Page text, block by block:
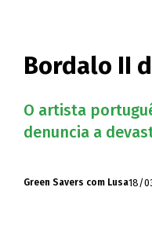
Bordalo II
O artista
denuncia a
Green Savers com Lusa18/